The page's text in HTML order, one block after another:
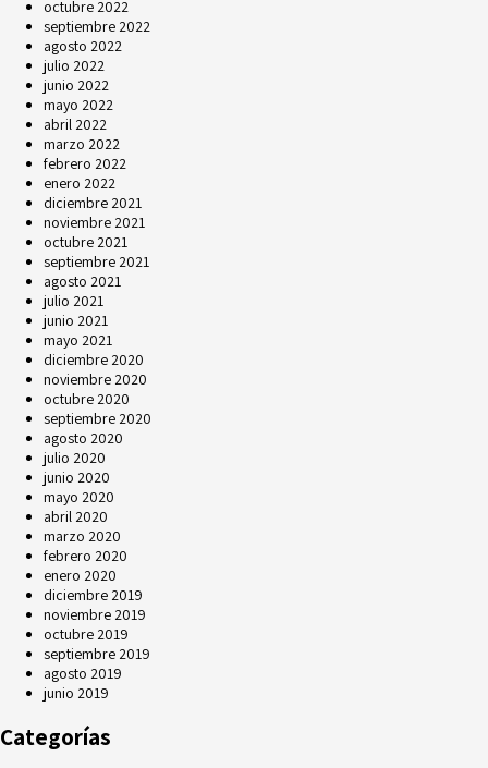
octubre 2022
septiembre 2022
agosto 2022
julio 2022
junio 2022
mayo 2022
abril 2022
marzo 2022
febrero 2022
enero 2022
diciembre 2021
noviembre 2021
octubre 2021
septiembre 2021
agosto 2021
julio 2021
junio 2021
mayo 2021
diciembre 2020
noviembre 2020
octubre 2020
septiembre 2020
agosto 2020
julio 2020
junio 2020
mayo 2020
abril 2020
marzo 2020
febrero 2020
enero 2020
diciembre 2019
noviembre 2019
octubre 2019
septiembre 2019
agosto 2019
junio 2019
Categorías